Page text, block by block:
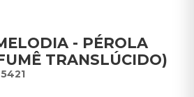
- PÉROLA
TRANSLÚCIDO)